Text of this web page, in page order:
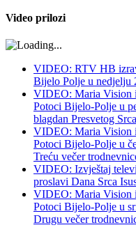
Video prilozi
VIDEO: RTV HB
Bijelo Polje u nedjelju
VIDEO: Maria Vision
Potoci Bijelo-Polje u
blagdan Presvetog
VIDEO: Maria Vision
Potoci Bijelo-Polje u
Treću večer
VIDEO: Izvještaj
proslavi Dana Srca
VIDEO: Maria Vision
Potoci Bijelo-Polje u
Drugu večer